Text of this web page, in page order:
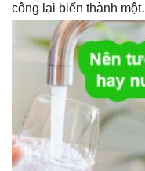
công lại biến thành